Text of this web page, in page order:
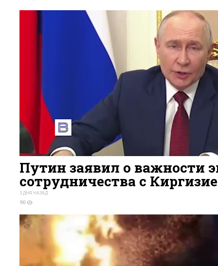
125
Путин заявил о важности
сотрудничества с
3 ДНЯ НАЗАД
90